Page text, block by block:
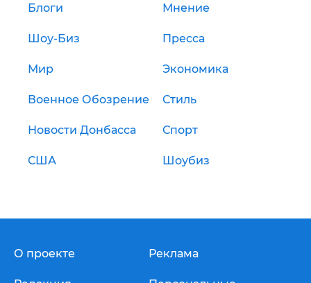
Блоги Мнение
Шоу-Биз Пресса
Мир Экономика
Военное Обозрение Стиль
Новости Донбасса Спорт
США Шоубиз
О проекте Реклама